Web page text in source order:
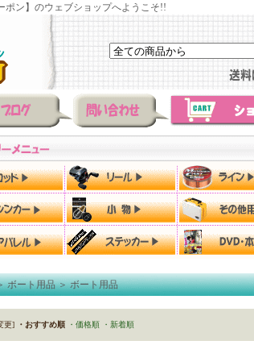
ポン】のウェブショップへようこそ!!
ボート用品＞ボート用品
更] ・おすすめ順 ・価格順 ・新着順